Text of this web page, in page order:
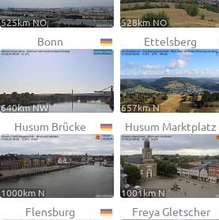
525km NO 528km NO
Bonn
640km NW
Ettelsberg
657km N
Husum Brücke
1000km N
Husum Marktplatz
1001km N
Flensburg Freya Gletscher